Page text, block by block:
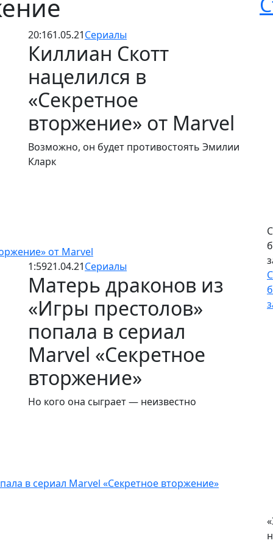
20:161.05.21Сериалы
Киллиан Скотт
нацелился в
«Секретное
вторжение» от Marvel
Возможно, он будет противостоять Эмилии
Кларк
от Marvel
1:5921.04.21Сериалы
Матерь драконов из
«Игры престолов»
попала в сериал
Marvel «Секретное
вторжение»
Но кого она сыграет — неизвестно
в сериал Marvel «Секретное вторжение»